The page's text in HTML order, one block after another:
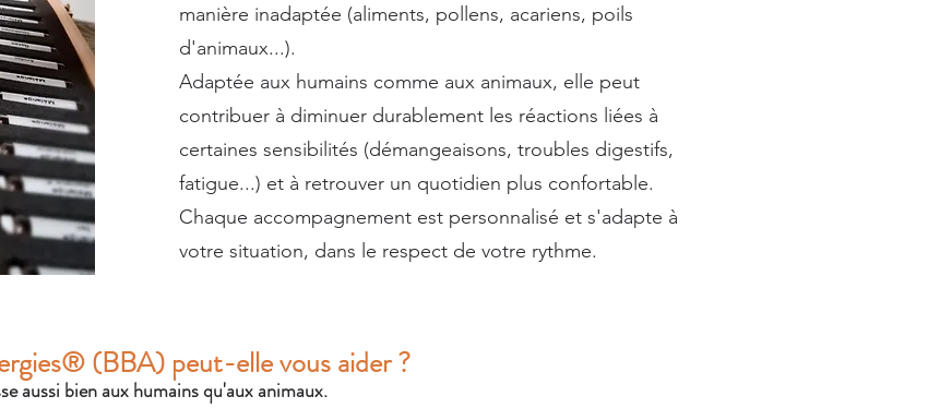
manière inadaptée (aliments, pollens, acariens, poils
d'animaux...).
Adaptée aux humains comme aux animaux, elle peut
contribuer à diminuer durablement les réactions liées à
certaines sensibilités (démangeaisons, troubles digestifs,
fatigue...) et à retrouver un quotidien plus confortable.
Chaque accompagnement est personnalisé et s'adapte à
votre situation, dans le respect de votre rythme.
(BBA) peut-elle vous aider ?
aussi bien aux humains qu'aux animaux.